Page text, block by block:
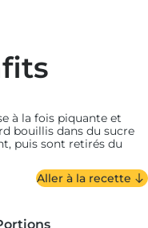
à la fois piquante et
bouillis dans du sucre
puis sont retirés du
sont délicatement
les jalapeños confits sont
les "cow-boy candy"
Aller à la recette